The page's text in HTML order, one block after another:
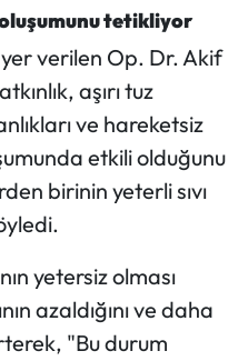
tetikliyor
verilen Op. Dr. Akif
aşırı tuz
ve hareketsiz
etkili olduğunu
birinin yeterli sıvı
yetersiz olması
azaldığını ve daha
"Bu durum